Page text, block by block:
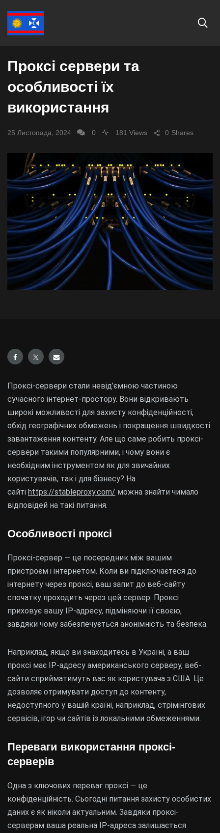
ЕКОНОМІКА
Проксі сервери та
особливості їх
використання
25 Листопада, 2024 0 181 Views Shares
0
Проксі-сервери стали невід’ємною частиною
сучасного інтернет-простору. Вони відкривають
широкі можливості для захисту конфіденційності,
обхід географічних обмежень і покращення швидкості
завантаження контенту. Але що саме робить проксі-
сервери такими популярними, і чому вони є
необхідним інструментом як для звичайних
користувачів, так і для бізнесу? На
сайті https://stableproxy.com/ можна знайти чимало
відповідей на такі питання.
Особливості проксі
Проксі-сервер — це посередник між вашим
пристроєм і інтернетом. Коли ви підключаєтеся до
інтернету через проксі, ваш запит до веб-сайту
спочатку проходить через цей сервер. Проксі
приховує вашу IP-адресу, підміняючи її своєю,
завдяки чому забезпечується анонімність та безпека.
Наприклад, якщо ви знаходитесь в Україні, а ваш
проксі має IP-адресу американського серверу, веб-
сайти сприйматимуть вас як користувача з США. Це
дозволяє отримувати доступ до контенту,
недоступного у вашій країні, наприклад, стрімінгових
сервісів, ігор чи сайтів із локальними обмеженнями.
Переваги використання проксі-
серверів
Одна з ключових переваг проксі — це
конфіденційність. Сьогодні питання захисту особистих
даних є як ніколи актуальним. Завдяки проксі-
серверам ваша реальна IP-адреса залишається